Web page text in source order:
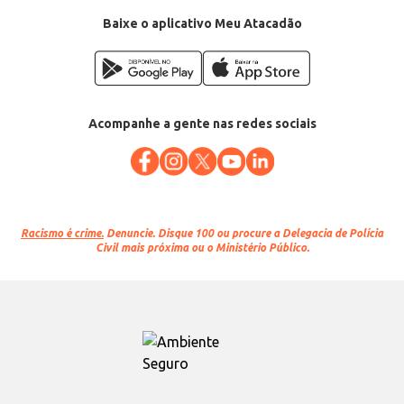
Baixe o aplicativo Meu Atacadão
Acompanhe a gente nas redes sociais
Racismo é crime. Denuncie. Disque 100 ou procure a Delegacia de Polícia
Civil mais próxima ou o Ministério Público.